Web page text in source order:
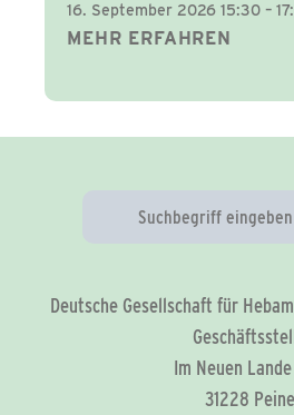
16. September 2026 15:30 –
MEHR ERFAHREN
Deutsche Gesellschaft für
Im Neuen
31228 Peine